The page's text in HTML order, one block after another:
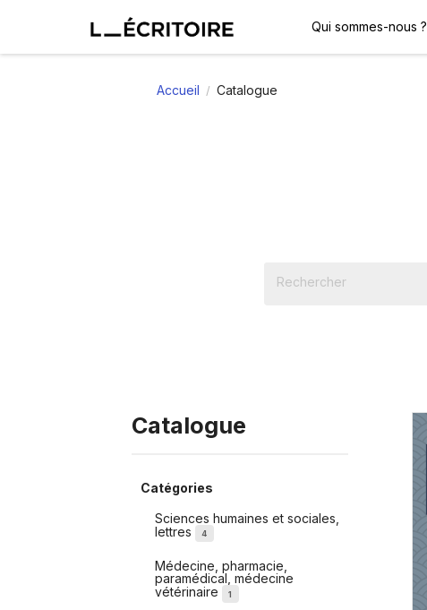
Qui sommes-nous ?
Accueil / Catalogue
Catalogue
Catégories
Sciences humaines et sociales,
lettres
4
Médecine, pharmacie,
paramédical, médecine
vétérinaire
1